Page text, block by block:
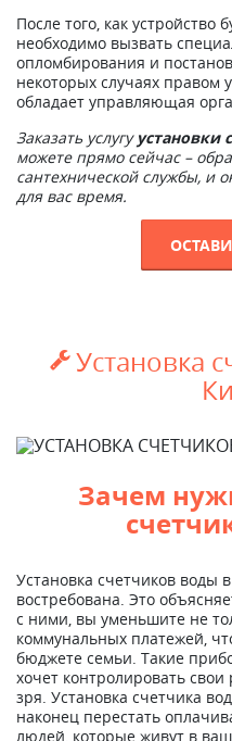
После того, как устройство
необходимо вызвать
опломбирования и
некоторых случаях правом
обладает управляющая
Заказать услугу установки
можете прямо сейчас –
сантехнической службы, и
для вас время.
 Установка
Зачем
Установка счетчиков воды
востребована. Это
с ними, вы уменьшите не
коммунальных платежей,
бюджете семьи. Такие
хочет контролировать
зря. Установка счетчика
наконец перестать
людей, которые живут в